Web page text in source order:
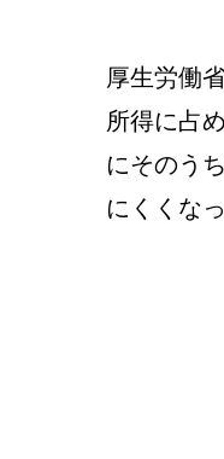
厚生労働
所得に占
にそのう
にくくな